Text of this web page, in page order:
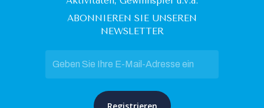
ABONNIEREN SIE UNSEREN
NEWSLETTER